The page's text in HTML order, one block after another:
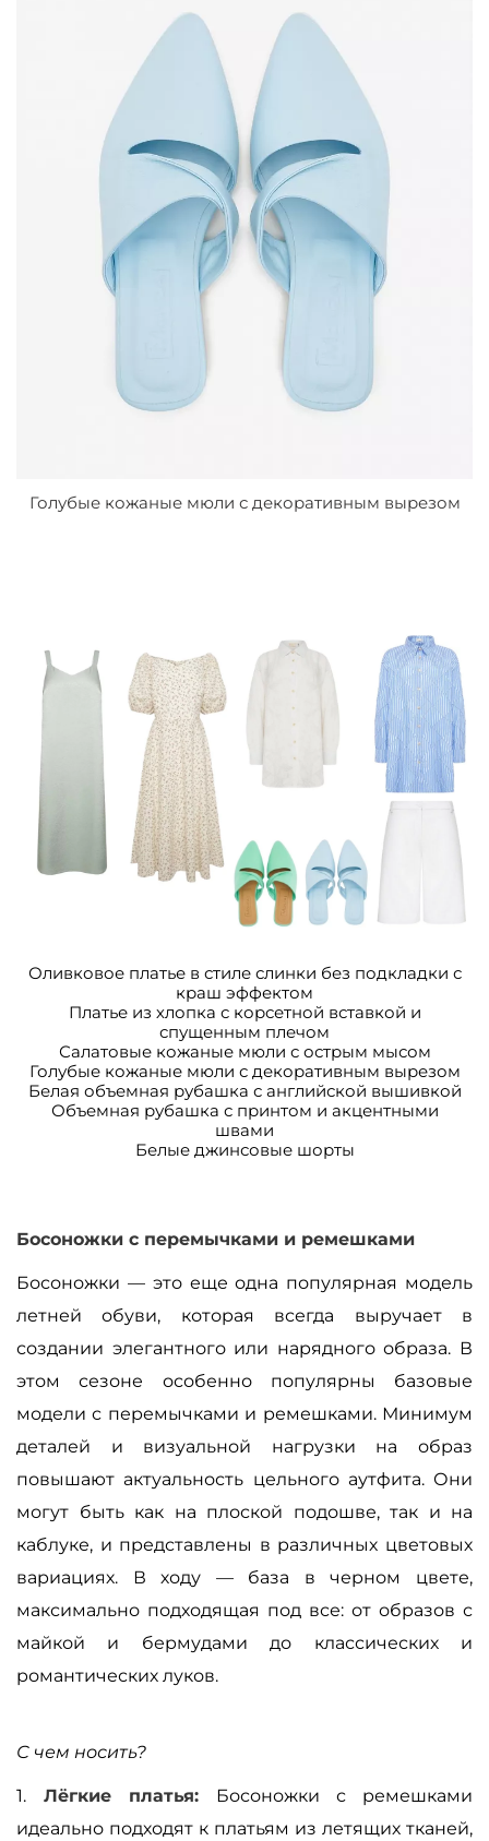
Голубые кожаные мюли с декоративным вырезом
Оливковое платье в стиле слинки без подкладки с
краш эффектом
Платье из хлопка с корсетной вставкой и
спущенным плечом
Салатовые кожаные мюли с острым мысом
Голубые кожаные мюли с декоративным вырезом
Белая объемная рубашка с английской вышивкой
Объемная рубашка с принтом и акцентными
швами
Белые джинсовые шорты
Босоножки с перемычками и ремешками
Босоножки — это еще одна популярная модель
летней обуви, которая всегда выручает в
создании элегантного или нарядного образа. В
этом сезоне особенно популярны базовые
модели с перемычками и ремешками. Минимум
деталей и визуальной нагрузки на образ
повышают актуальность цельного аутфита. Они
могут быть как на плоской подошве, так и на
каблуке, и представлены в различных цветовых
вариациях. В ходу — база в черном цвете,
максимально подходящая под все: от образов с
майкой и бермудами до классических и
романтических луков.
С чем носить?
1. Лёгкие платья: Босоножки с ремешками
идеально подходят к платьям из летящих тканей,